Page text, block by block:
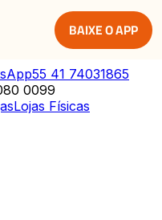
BAIXE O APP
55 41 74031865
0099
Lojas Físicas